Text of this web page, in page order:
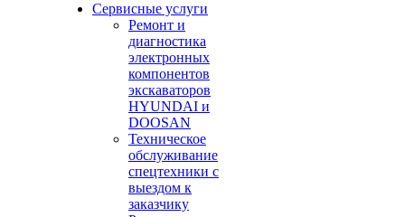
Сервисные услуги
Ремонт и
диагностика
электронных
компонентов
экскаваторов
HYUNDAI и
DOOSAN
Техническое
обслуживание
спецтехники с
выездом к
заказчику